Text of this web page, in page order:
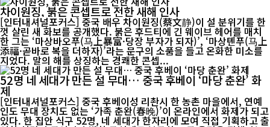
차이원징, 붉은 콘셉트로 전한 새해 인사
[인터내셔널포커스] 중국 배우 차이원징(蔡文静)이 설 분위기를 한
껏 살린 새 화보를 공개했다. 붉은 후드티에 긴 웨이브 헤어를 매치
한 그는 ‘마상바오푸(马上暴富·당장 부자가 되자)’, ‘마상톈푸(马上
添福·곧바로 복을 더하자)’라는 문구의 소품을 들고 온화한 미소를
지었다. 말의 해를 상징하는 경쾌한 콘셉...
52명 네 세대가 만든 설 무대… 중국 후베이 ‘마당 춘완’ 화
제
[인터내셔널포커스] 중국 후베이성 리촨시 한 농촌 마을에서, 연예
인도 무대 장치도 없는 ‘가족 춘완(春晚)’이 온라인에서 화제가 되고
있다. 한 집안 식구 52명, 네 세대가 한자리에 모여 직접 기획하고 출